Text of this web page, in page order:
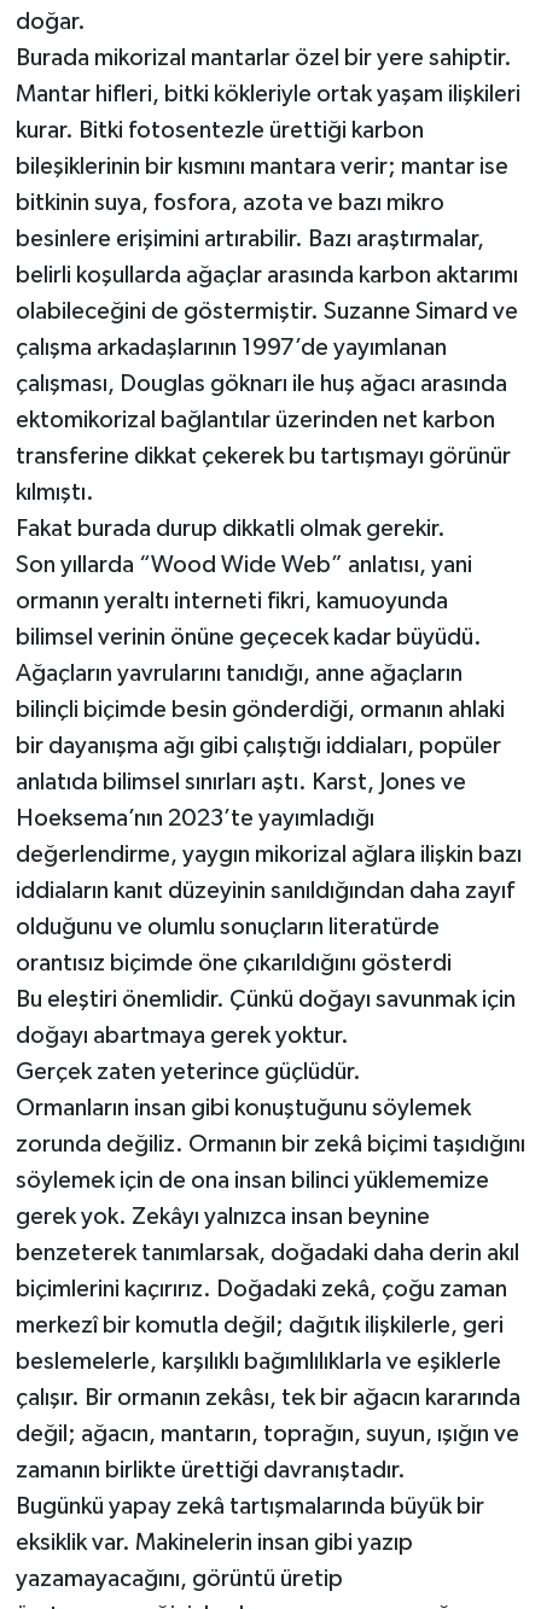
doğar.
Burada mikorizal mantarlar özel bir yere sahiptir.
Mantar hifleri, bitki kökleriyle ortak yaşam ilişkileri
kurar. Bitki fotosentezle ürettiği karbon
bileşiklerinin bir kısmını mantara verir; mantar ise
bitkinin suya, fosfora, azota ve bazı mikro
besinlere erişimini artırabilir. Bazı araştırmalar,
belirli koşullarda ağaçlar arasında karbon aktarımı
olabileceğini de göstermiştir. Suzanne Simard ve
çalışma arkadaşlarının 1997’de yayımlanan
çalışması, Douglas göknarı ile huş ağacı arasında
ektomikorizal bağlantılar üzerinden net karbon
transferine dikkat çekerek bu tartışmayı görünür
kılmıştı.
Fakat burada durup dikkatli olmak gerekir.
Son yıllarda “Wood Wide Web” anlatısı, yani
ormanın yeraltı interneti fikri, kamuoyunda
bilimsel verinin önüne geçecek kadar büyüdü.
Ağaçların yavrularını tanıdığı, anne ağaçların
bilinçli biçimde besin gönderdiği, ormanın ahlaki
bir dayanışma ağı gibi çalıştığı iddiaları, popüler
anlatıda bilimsel sınırları aştı. Karst, Jones ve
Hoeksema’nın 2023’te yayımladığı
değerlendirme, yaygın mikorizal ağlara ilişkin bazı
iddiaların kanıt düzeyinin sanıldığından daha zayıf
olduğunu ve olumlu sonuçların literatürde
orantısız biçimde öne çıkarıldığını gösterdi
Bu eleştiri önemlidir. Çünkü doğayı savunmak için
doğayı abartmaya gerek yoktur.
Gerçek zaten yeterince güçlüdür.
Ormanların insan gibi konuştuğunu söylemek
zorunda değiliz. Ormanın bir zekâ biçimi taşıdığını
söylemek için de ona insan bilinci yüklememize
gerek yok. Zekâyı yalnızca insan beynine
benzeterek tanımlarsak, doğadaki daha derin akıl
biçimlerini kaçırırız. Doğadaki zekâ, çoğu zaman
merkezî bir komutla değil; dağıtık ilişkilerle, geri
beslemelerle, karşılıklı bağımlılıklarla ve eşiklerle
çalışır. Bir ormanın zekâsı, tek bir ağacın kararında
değil; ağacın, mantarın, toprağın, suyun, ışığın ve
zamanın birlikte ürettiği davranıştadır.
Bugünkü yapay zekâ tartışmalarında büyük bir
eksiklik var. Makinelerin insan gibi yazıp
yazamayacağını, görüntü üretip